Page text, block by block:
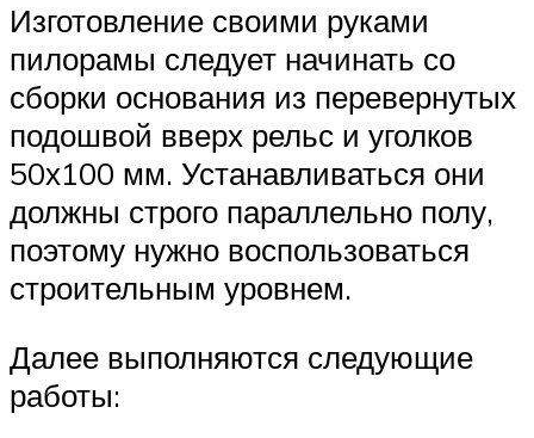
Изготовление своими руками
пилорамы следует начинать со
сборки основания из перевернутых
подошвой вверх рельс и уголков
50х100 мм. Устанавливаться они
должны строго параллельно полу,
поэтому нужно воспользоваться
строительным уровнем.
Далее выполняются следующие
работы: